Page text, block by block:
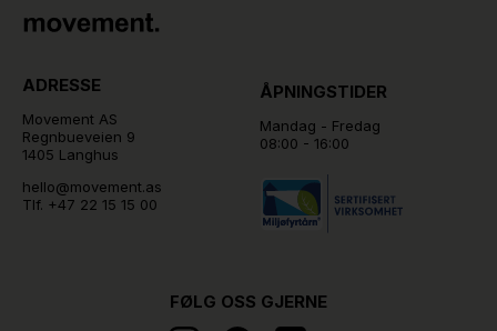
ADRESSE
Movement AS
Regnbueveien 9
1405 Langhus
hello@movement.as
Tlf. +47 22 15 15 00
ÅPNINGSTIDER
Mandag - Fredag
08:00 - 16:00
FØLG OSS GJERNE